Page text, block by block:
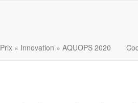
Prix « Innovation » AQUOPS 2020